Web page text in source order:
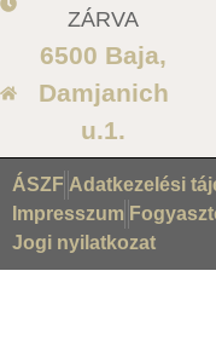
ZÁRVA
6500 Baja,
Damjanich
u.1.
ÁSZF Adatkezelési
Impresszum
Jogi nyilatkozat